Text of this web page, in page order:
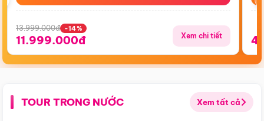
13.999.000đ -14%
11.999.000đ Xem chi tiết
TOUR TRONG NƯỚC Xem tất cả
Điểm nổi bật